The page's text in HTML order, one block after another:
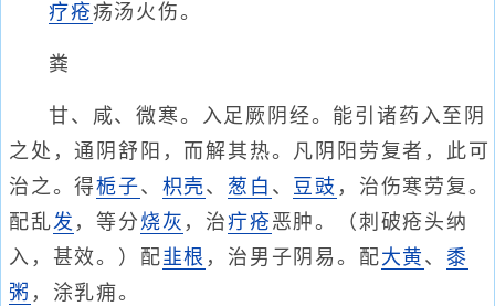
疗疮疡汤火伤。
粪
甘、咸、微寒。入足厥阴经。能引诸药入至阴
之处，通阴舒阳，而解其热。凡阴阳劳复者，此可
治之。得栀子、 枳壳、 葱白 、 豆豉 ，治伤寒劳复。
配乱发 ，等分 烧灰 ，治疔疮 恶肿。（刺破疮头纳
入，甚效。）配韭根 ，治男子阴易。配大黄 、 黍
粥 ，涂乳痈。